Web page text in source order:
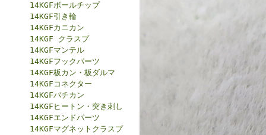
14KGFボールチップ
14KGF引き輪
14KGFカニカン
14KGF クラスプ
14KGFマンテル
14KGFフックパーツ
14KGF板カン・板ダルマ
14KGFコネクター
14KGFバチカン
14KGFヒートン・突き刺し
14KGFエンドパーツ
14KGFマグネットクラスプ